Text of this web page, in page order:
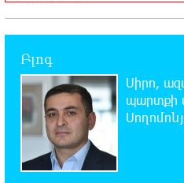
11:12:58 7-08-2026
Հայաստան»-ի
կլքեն ԱԺ-ն և կշարժվեն դեպի
Կարապետյան
Այսօր ամոթի օր
Բլոգ
Սիրո,
պարտքի